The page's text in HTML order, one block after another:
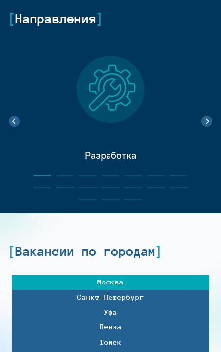
Направления
Разработка
Вакансии по городам
Москва
Санкт-Петербург
Уфа
Пенза
Томск